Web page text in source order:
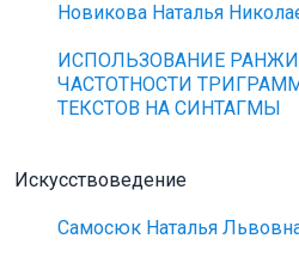
Новикова Наталья
ИСПОЛЬЗОВАНИЕ
ЧАСТОТНОСТИ
ТЕКСТОВ НА СИНТАГМЫ
Искусствоведение
Самосюк Наталья